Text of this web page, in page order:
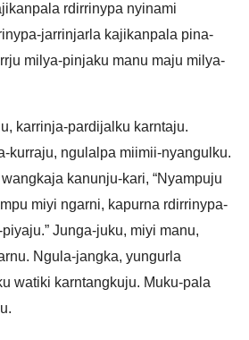
rdirrinypa nyinami
jarrinjarla kajikanpala pina-
milya-pinjaku manu maju milya-
karrinja-pardijalku karntaju.
kurraju, ngulalpa miimii-nyangulku.
kanunju-kari, “Nyampuju
miyi ngarni, kapurna rdirrinypa-
Junga-juku, miyi manu,
Ngula-jangka, yungurla
watiki karntangkuju. Muku-pala